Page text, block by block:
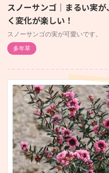
スノーサンゴ｜まるい実
く変化が楽しい！
スノーサンゴの実が可愛いです。
多年草